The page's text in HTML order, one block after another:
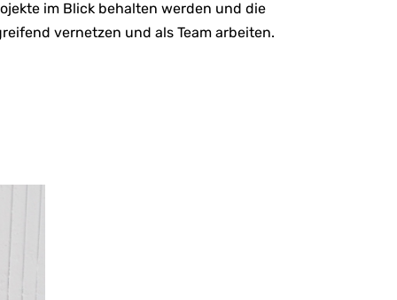
im Blick behalten werden und die
vernetzen und als Team arbeiten.